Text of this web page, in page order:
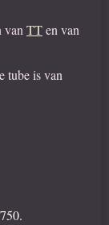
vanTTen van
tube is van